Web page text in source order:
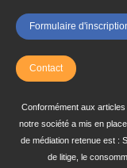
Formulaire
Contact
Conformément aux articles
notre société a mis en
de médiation retenue est :
de litige, le